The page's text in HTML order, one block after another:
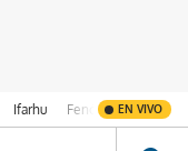
Ifarhu Fenómeno de El
EN VIVO